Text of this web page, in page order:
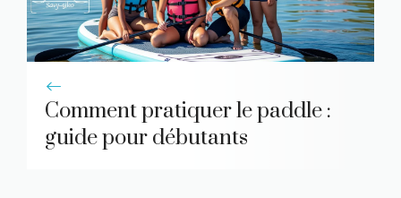
Comment pratiquer le paddle :
guide pour débutants